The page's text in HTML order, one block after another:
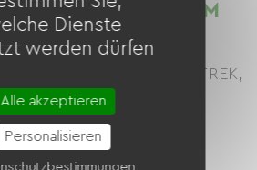
in REITER AUF DEM
Mountainbikes von TREK,
und AMFLOW
Dienste
werden dürfen
Alle akzeptieren
Personalisieren